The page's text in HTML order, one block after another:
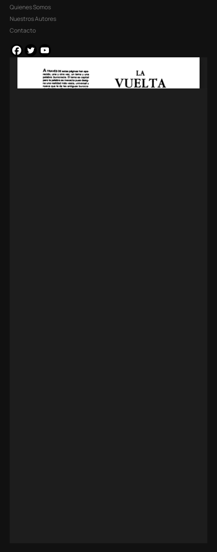
Quienes Somos
Nuestros Autores
Contacto